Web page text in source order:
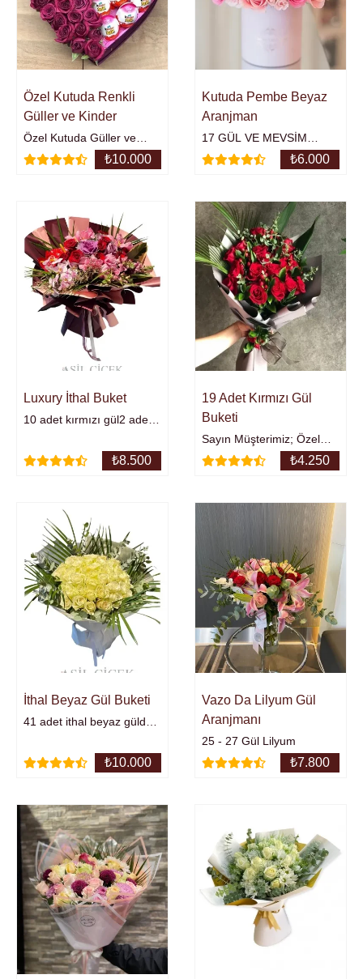
Özel Kutuda Renkli
Güller ve Kinder
Özel Kutuda Güller ve
KinderÜrünün Yaklaşık
Yüksekliği : 30 cm.31 adet
₺10.000
Kutuda Pembe Beyaz
Aranjman
17 GÜL VE MEVSİM
ÇİÇEKLERİKutu İçerisinde
Pembe ve Beyaz
Yüksekliği : 20 - 25 cm
₺6.000
Luxury İthal Buket
10 adet kırmızı gül2 adet
lilyumorkide kandileri ve
mevsim çiçekleri...Özel
sevdiklerinizi hemen mutlu
edin.0535 255 74 47
₺8.500
19 Adet Kırmızı Gül
Buketi
Sayın Müşterimiz; Özel
Tasarım ürün ve
tasarımlarımızda
aksesuarlar, yan özellikler
mevsime ve stoka göre
Anlayışınız için çok
teşekkür ederiz. İyi
Alışverişler burada.
₺4.250
İthal Beyaz Gül Buketi
41 adet ithal beyaz gülden
₺10.000
Vazo Da Lilyum Gül
Aranjmanı
25 - 27 Gül Lilyum
₺7.800